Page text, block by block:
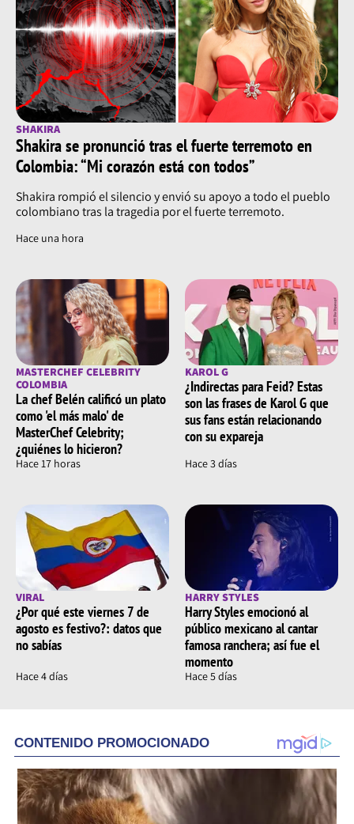
SHAKIRA
Shakira se pronunció tras el fuerte terremoto en
Colombia: “Mi corazón está con todos”
Shakira rompió el silencio y envió su apoyo a todo el pueblo
colombiano tras la tragedia por el fuerte terremoto.
Hace una hora
MASTERCHEF CELEBRITY
COLOMBIA
La chef Belén calificó un plato
como 'el más malo' de
MasterChef Celebrity;
¿quiénes lo hicieron?
Hace 17 horas
KAROL G
¿Indirectas para Feid? Estas
son las frases de Karol G que
sus fans están relacionando
con su expareja
Hace 3 días
VIRAL
¿Por qué este viernes 7 de
agosto es festivo?: datos que
no sabías
Hace 4 días
HARRY STYLES
Harry Styles emocionó al
público mexicano al cantar
famosa ranchera; así fue el
momento
Hace 5 días